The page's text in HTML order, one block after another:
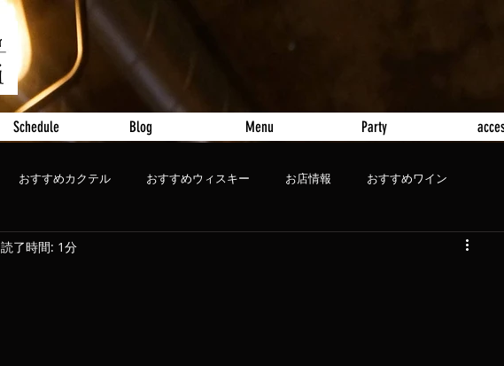
Schedule Blog Menu Party
おすすめカクテル おすすめウィスキー お店情報 おすすめワイン
おすすめビール
読了時間: 1分